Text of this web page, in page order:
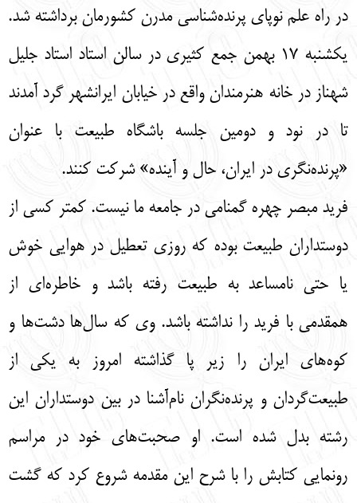
در راه علم نوپای پرنده‌شناسی مدرن کشورمان برداشته شد.
یکشنبه 17 بهمن جمع کثیری در سالن استاد استاد جلیل
شهناز در خانه هنرمندان واقع در خیابان ایرانشهر گرد آمدند
تا در نود و دومین جلسه باشگاه طبیعت با عنوان
«پرنده‌نگری در ایران، حال و آینده» شرکت کنند.
فرید مبصر چهره گمنامی در جامعه ما نیست. کمتر کسی از
دوستداران طبیعت بوده که روزی تعطیل در هوایی خوش
یا حتی نامساعد به طبیعت رفته باشد و خاطره‌ای از
همقدمی با فرید را نداشته باشد. وی که سال‌ها دشت‌ها و
کوه‌های ایران را زیر پا گذاشته امروز به یکی از
طبیعت‌گردان و پرنده‌نگران نام‌آشنا در بین دوستداران این
رشته بدل شده است. او صحبت‌های خود در مراسم
رونمایی کتابش را با شرح این مقدمه شروع کرد که گشت